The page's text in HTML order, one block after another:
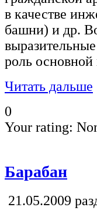
в качестве
башни) и др.
роль
Читать дальше
0
Your rating:
Барабан
21.05.2009